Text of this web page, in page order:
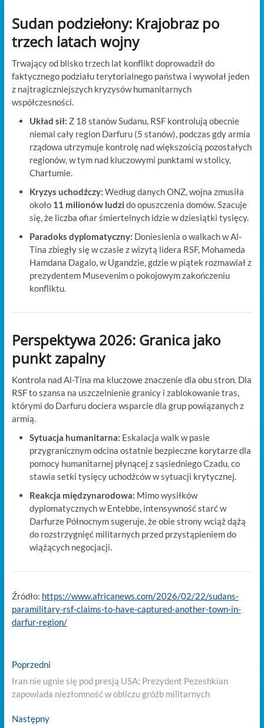
Sudan podziełony: Krajobraz po
trzech latach wojny
Trwający od blisko trzech lat konflikt doprowadził do
faktycznego podziału terytorialnego państwa i wywołał jeden
z najtragiczniejszych kryzysów humanitarnych
współczesności.
Układ sił: Z 18 stanów Sudanu, RSF kontrolują obecnie
niemal cały region Darfuru (5 stanów), podczas gdy armia
rządowa utrzymuje kontrolę nad większością pozostałych
regionów, w tym nad kluczowymi punktami w stolicy,
Chartumie.
Kryzys uchodźczy: Według danych ONZ, wojna zmusiła
około 11 milionów ludzi do opuszczenia domów. Szacuje
się, że liczba ofiar śmiertelnych idzie w dziesiątki tysięcy.
Paradoks dyplomatyczny: Doniesienia o walkach w Al-
Tina zbiegły się w czasie z wizytą lidera RSF, Mohameda
Hamdana Dagalo, w Ugandzie, gdzie w piątek rozmawiał z
prezydentem Musevenim o pokojowym zakończeniu
konfliktu.
Perspektywa 2026: Granica jako
punkt zapalny
Kontrola nad Al-Tina ma kluczowe znaczenie dla obu stron. Dla
RSF to szansa na uszczelnienie granicy i zablokowanie tras,
którymi do Darfuru dociera wsparcie dla grup powiązanych z
armią.
Sytuacja humanitarna: Eskalacja walk w pasie
przygranicznym odcina ostatnie bezpieczne korytarze dla
pomocy humanitarnej płynącej z sąsiedniego Czadu, co
stawia setki tysięcy uchodźców w sytuacji krytycznej.
Reakcja międzynarodowa: Mimo wysiłków
dyplomatycznych w Entebbe, intensywność starć w
Darfurze Północnym sugeruje, że obie strony wciąż dążą
do rozstrzygnięć militarnych przed przystąpieniem do
wiążących negocjacji.
Źródło: https://www.africanews.com/2026/02/22/sudans-
paramilitary-rsf-claims-to-have-captured-another-town-in-
darfur-region/
Nawigacja
wpisu
PoprzedniPrevious
post:
Iran nie ugnie się pod presją USA: Prezydent Pezeshkian
zapowiada niezłomność w obliczu gróźb militarnych
NastępnyNext